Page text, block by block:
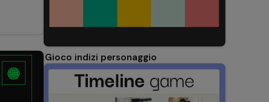
Gioco indizi personaggio